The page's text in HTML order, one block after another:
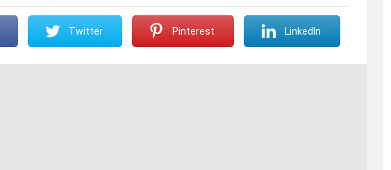
Twitter Pinterest LinkedIn